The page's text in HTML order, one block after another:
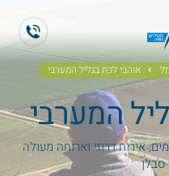
אוהבי לכת בגליל המערבי
המערבי
אירוח דרוזי וארוחה מעולה
סבלן